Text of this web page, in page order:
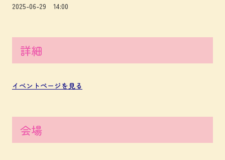
2025-06-29 14:00
詳細
イベントページを見る
会場